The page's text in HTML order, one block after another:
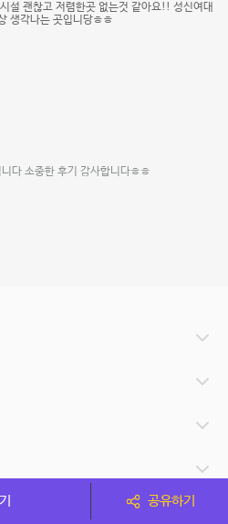
설 괜찮고 저렴한곳 없는것 같아요!! 성신여대
생각나는 곳입니당ㅎㅎ
다 소중한 후기 감사합니다ㅎㅎ
공유하기